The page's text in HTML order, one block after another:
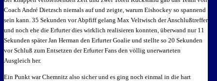
Coach André Dietzsch niemals auf und zeigte, warum Eishockey so spannend
sein kann. 35 Sekunden vor Abpfiff gelang Max Veltwisch der Anschlußtreffer
und noch ehe die Erfurter dies wirklich realisieren konnten, überwand nur 11
Sekunden später Jan Herman den Erfurter Goalie und stellte so 20 Sekunden
vor Schluß zum Entsetzen der Erfurter Fans den völlig unerwarteten
Ausgleich her.
Ein Punkt war Chemnitz also sicher und es ging noch einmal in die hart